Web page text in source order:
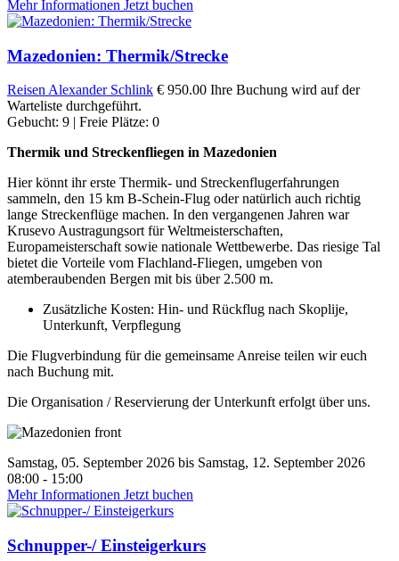
Mehr Informationen Jetzt buchen
Mazedonien: Thermik/Strecke
Reisen Alexander Schlink € 950.00 Ihre Buchung wird auf der
Warteliste durchgeführt.
Gebucht: 9 | Freie Plätze: 0
Thermik und Streckenfliegen in Mazedonien
Hier könnt ihr erste Thermik- und Streckenflugerfahrungen
sammeln, den 15 km B-Schein-Flug oder natürlich auch richtig
lange Streckenflüge machen. In den vergangenen Jahren war
Krusevo Austragungsort für Weltmeisterschaften,
Europameisterschaft sowie nationale Wettbewerbe. Das riesige Tal
bietet die Vorteile vom Flachland-Fliegen, umgeben von
atemberaubenden Bergen mit bis über 2.500 m.
Zusätzliche Kosten: Hin- und Rückflug nach Skoplije,
Unterkunft, Verpflegung
Die Flugverbindung für die gemeinsame Anreise teilen wir euch
nach Buchung mit.
Die Organisation / Reservierung der Unterkunft erfolgt über uns.
Samstag, 05. September 2026 bis Samstag, 12. September 2026
08:00 - 15:00
Mehr Informationen Jetzt buchen
Schnupper-/ Einsteigerkurs